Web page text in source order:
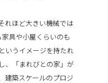
れほど大きい機械では
家具や小屋くらいのも
いうイメージを持たれ
、「まれびとの家」が
建築スケールのプロジ